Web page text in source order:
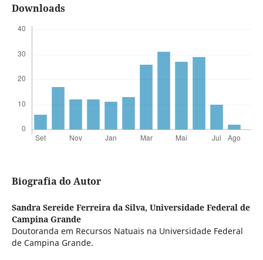
Downloads
Biografia do Autor
Sandra Sereide Ferreira da Silva, Universidade Federal de
Campina Grande
Doutoranda em Recursos Natuais na Universidade Federal
de Campina Grande.